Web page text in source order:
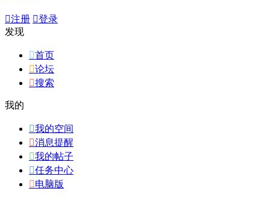
注册 登录
发现
首页
论坛
搜索
我的
我的空间
消息提醒
我的帖子
任务中心
电脑版